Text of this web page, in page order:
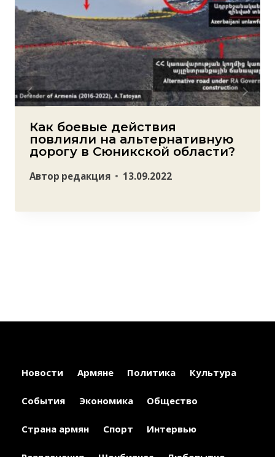
Как боевые действия
повлияли на альтернативную
дорогу в Сюникской области?
Автор редакция 13.09.2022
Новости Армяне Политика Культура
События Экономика Общество
Страна армян Спорт Интервью